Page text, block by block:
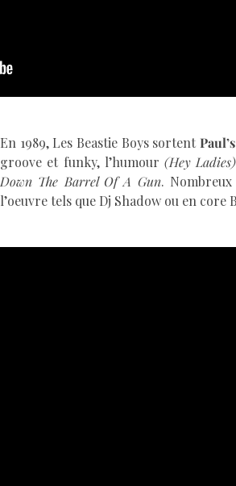
En 1989, Les Beastie Boys sortent
groove et funky, l’humour (Hey Ladies)
Down The Barrel Of A Gun.
l’oeuvre tels que Dj Shadow ou en core